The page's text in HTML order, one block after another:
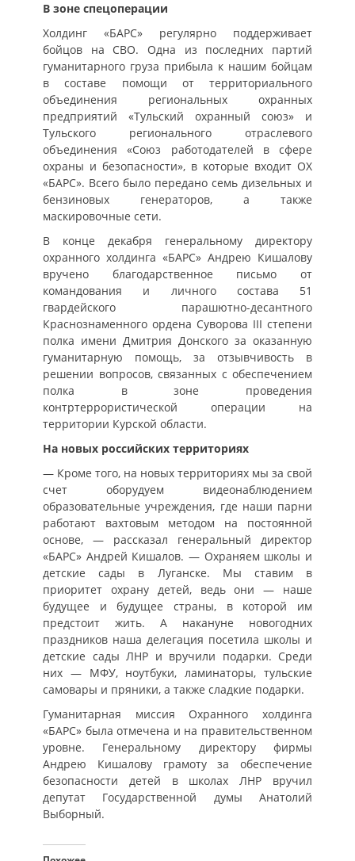
В зоне спецоперации
Холдинг «БАРС» регулярно поддерживает
бойцов на СВО. Одна из последних партий
гуманитарного груза прибыла к нашим бойцам
в составе помощи от территориального
объединения региональных охранных
предприятий «Тульский охранный союз» и
Тульского регионального отраслевого
объединения «Союз работодателей в сфере
охраны и безопасности», в которые входит ОХ
«БАРС». Всего было передано семь дизельных и
бензиновых генераторов, а также
маскировочные сети.
В конце декабря генеральному директору
охранного холдинга «БАРС» Андрею Кишалову
вручено благодарственное письмо от
командования и личного состава 51
гвардейского парашютно-десантного
Краснознаменного ордена Суворова III степени
полка имени Дмитрия Донского за оказанную
гуманитарную помощь, за отзывчивость в
решении вопросов, связанных с обеспечением
полка в зоне проведения
контртеррористической операции на
территории Курской области.
На новых российских территориях
— Кроме того, на новых территориях мы за свой
счет оборудуем видеонаблюдением
образовательные учреждения, где наши парни
работают вахтовым методом на постоянной
основе, — рассказал генеральный директор
«БАРС» Андрей Кишалов. — Охраняем школы и
детские сады в Луганске. Мы ставим в
приоритет охрану детей, ведь они — наше
будущее и будущее страны, в которой им
предстоит жить. А накануне новогодних
праздников наша делегация посетила школы и
детские сады ЛНР и вручили подарки. Среди
них — МФУ, ноутбуки, ламинаторы, тульские
самовары и пряники, а также сладкие подарки.
Гуманитарная миссия Охранного холдинга
«БАРС» была отмечена и на правительственном
уровне. Генеральному директору фирмы
Андрею Кишалову грамоту за обеспечение
безопасности детей в школах ЛНР вручил
депутат Государственной думы Анатолий
Выборный.